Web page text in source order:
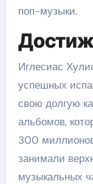
поп-музыки.
Иглесиас
успешных
свою долгую
альбомов,
300
занимали
музыкальных